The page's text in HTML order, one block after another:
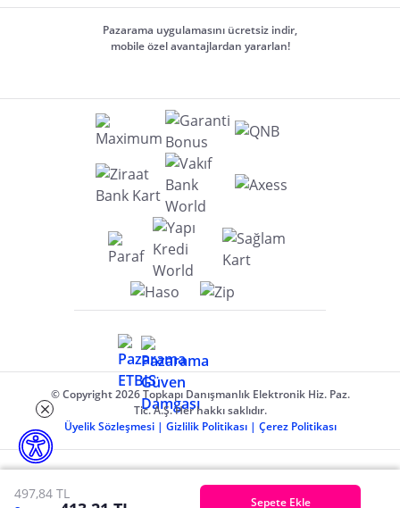
497,84 TL
Sepete Ekle
Pazarama uygulamasını ücretsiz indir,
mobile özel avantajlardan yararlan!
© Copyright 2026 Topkapı Danışmanlık Elektronik Hiz. Paz.
Tic. A.Ş. Her hakkı saklıdır.
Üyelik Sözleşmesi | Gizlilik Politikası | Çerez Politikası